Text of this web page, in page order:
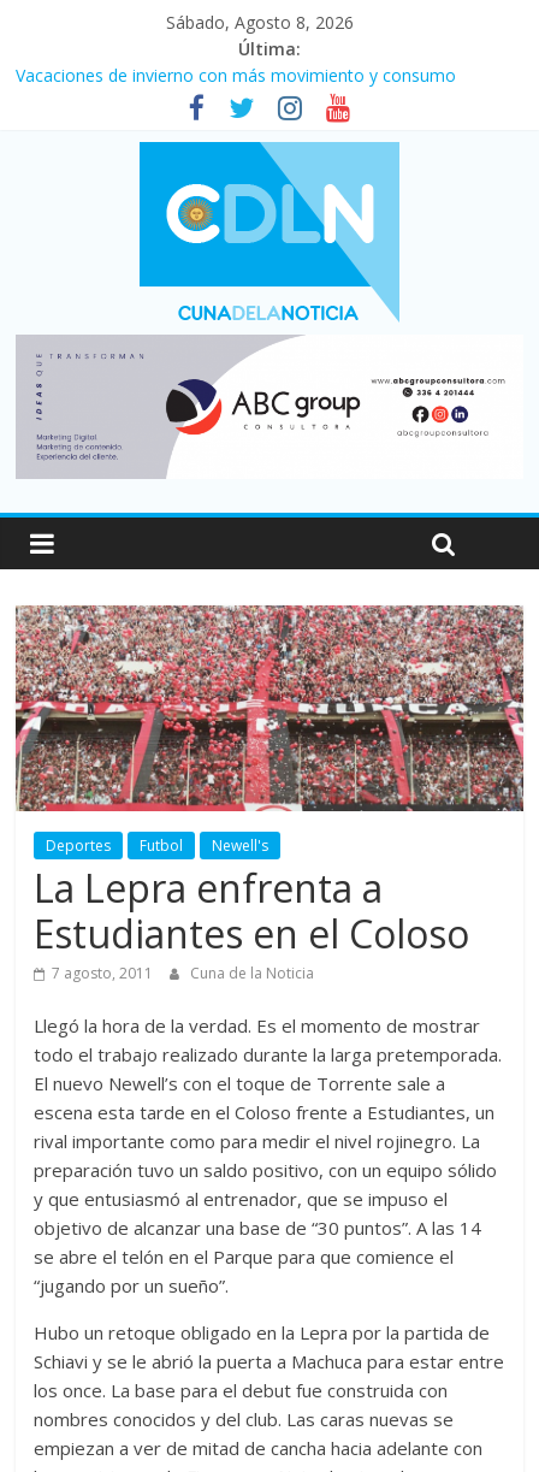
Sábado, Agosto 8, 2026
Última:
Vacaciones de invierno con más movimiento y consumo
turístico: 4,6 millones de personas viajaron por el país, un 5,9%
Fuerte caída de la venta de autos usados en julio: bajó un 12,6%
Central venció 1 a 0 al River de Coudet en el Monumental
La morosidad alcanzó su nivel más alto en dos décadas y ya
Desde que asumió Milei cerraron 41.000 kioscos: el sector
denuncia crisis como en 2001
Deportes Futbol Newell's
La Lepra enfrenta a
Estudiantes en el Coloso
7 agosto, 2011 Cuna de la Noticia
Llegó la hora de la verdad. Es el momento de mostrar
todo el trabajo realizado durante la larga pretemporada.
El nuevo Newell’s con el toque de Torrente sale a
escena esta tarde en el Coloso frente a Estudiantes, un
rival importante como para medir el nivel rojinegro. La
preparación tuvo un saldo positivo, con un equipo sólido
y que entusiasmó al entrenador, que se impuso el
objetivo de alcanzar una base de “30 puntos”. A las 14
se abre el telón en el Parque para que comience el
“jugando por un sueño”.
Hubo un retoque obligado en la Lepra por la partida de
Schiavi y se le abrió la puerta a Machuca para estar entre
los once. La base para el debut fue construida con
nombres conocidos y del club. Las caras nuevas se
empiezan a ver de mitad de cancha hacia adelante con